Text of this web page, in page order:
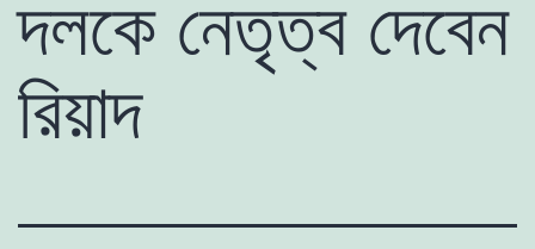
দলকে নেতৃত্ব দেবেন
রিয়াদ